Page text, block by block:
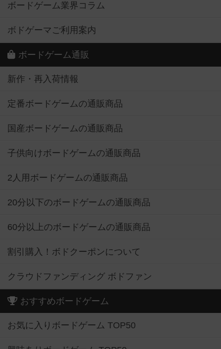
ボードゲーム業界コラム
ボドゲーマご利用案内
ボードゲーム通販
新作・再入荷情報
定番ボードゲームの通販商品
国産ボードゲームの通販商品
子供向けボードゲームの通販商品
2人用ボードゲームの通販商品
20分以下のボードゲームの通販商品
60分以上のボードゲームの通販商品
割引購入！ボドクーポンについて
クラウドファンディング ボドファン
おすすめボードゲーム
お気に入りボードゲーム TOP50